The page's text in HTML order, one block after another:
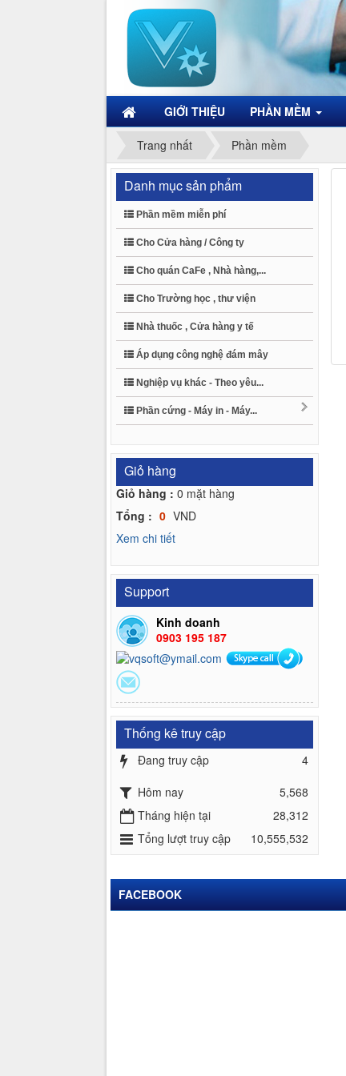
GIỚI THIỆU PHẦN MỀM
Trang nhất Phần mềm
Danh mục sản phẩm
Phần mềm miễn phí
Cho Cửa hàng / Công ty
Cho quán CaFe , Nhà hàng,...
Cho Trường học , thư viện
Nhà thuốc , Cửa hàng y tế
Áp dụng công nghệ đám mây
Nghiệp vụ khác - Theo yêu...
Phần cứng - Máy in - Máy...
Giỏ hàng
Giỏ hàng : 0 mặt hàng
Tổng : 0 VND
Xem chi tiết
Support
Kinh doanh
0903 195 187
Thống kê truy cập
Đang truy cập
4
Hôm nay
5,568
Tháng hiện tại
28,312
Tổng lượt truy cập
10,555,532
FACEBOOK